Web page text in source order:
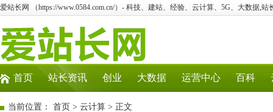
爱站长网 （https://www.0584.com.cn/）- 科技、建站、经验、云计算、5G、大数据,站
首页 站长资讯 创业 大数据 运营中心 百科
当前位置： 首页 > 云计算 > 正文